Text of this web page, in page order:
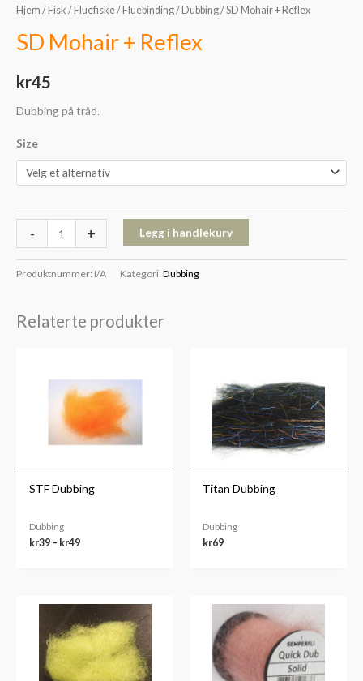
Hjem / Fisk / Fluefiske/ Fluebinding/ Dubbing/ SD Mohair + Reflex
SD Mohair + Reflex
kr45
Dubbing på tråd.
Size
- + Legg i handlekurv
Produktnummer: I/A Kategori: Dubbing
Relaterte produkter
STF Dubbing
Dubbing
kr39 – kr49
til
kr49
Titan Dubbing
Dubbing
kr69